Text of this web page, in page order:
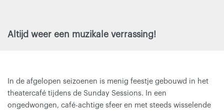
Altijd weer een muzikale verrassing!
In de afgelopen seizoenen is menig feestje gebouwd in het
theatercafé tijdens de Sunday Sessions. In een
ongedwongen, café-achtige sfeer en met steeds wisselende